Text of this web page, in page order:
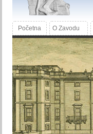
Početna O Zavodu